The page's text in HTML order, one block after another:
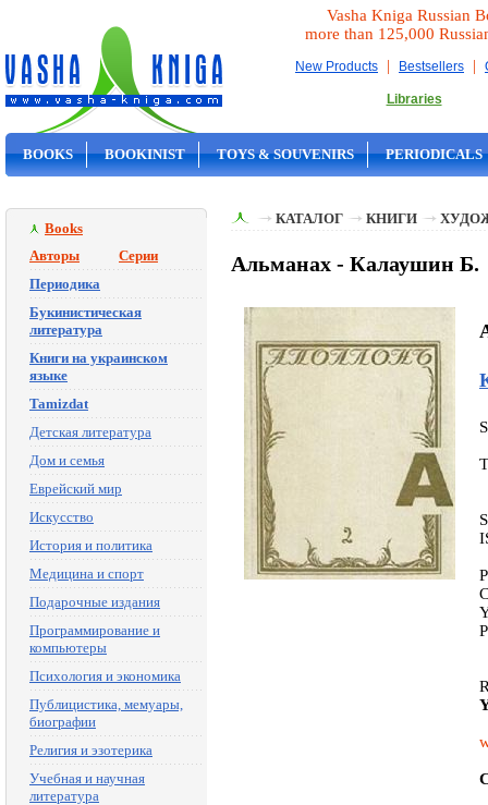
Vasha Kniga Russian
more than 125,000
New Products | Bestsellers |
Libraries
BOOKS BOOKINIST TOYS & SOUVENIRS PERIODICALS
Books
Авторы
Серии
Периодика
Букинистическая
литература
Книги на украинском
языке
Tamizdat
Детская литература
Дом и семья
Еврейский мир
Искусство
История и политика
Медицина и спорт
Подарочные издания
Программирование и
компьютеры
Психология и экономика
Публицистика, мемуары,
биографии
Религия и эзотерика
Учебная и научная
литература
КАТАЛОГ КНИГИ
Альманах - Калаушин Б.